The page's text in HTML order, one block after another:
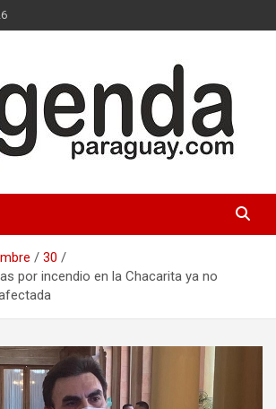
30
por incendio en la Chacarita ya no